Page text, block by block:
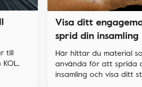
till
Visa ditt
sprid din insamling
Här hittar du material
använda för att sprida
insamling och visa ditt